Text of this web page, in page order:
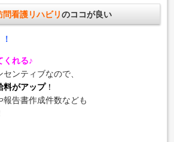
問看護リハビリのココが良い
くれる♪
ンティブなので、
料がアップ！
告書作成件数なども